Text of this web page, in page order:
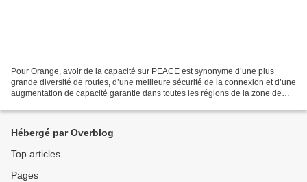
Pour Orange, avoir de la capacité sur PEACE est synonyme d’une plus
grande diversité de routes, d’une meilleure sécurité de la connexion et d’une
augmentation de capacité garantie dans toutes les régions de la zone de
Hébergé par Overblog
Top articles
Pages